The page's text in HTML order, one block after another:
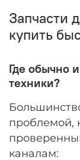
Запчасти
купить
Где обычно
техники?
проблемой,
каналам: